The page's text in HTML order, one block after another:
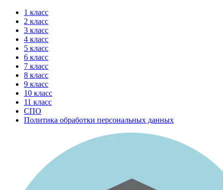
Перейти
содержимому
1 класс
2 класс
3 класс
4 класс
5 класс
6 класс
7 класс
8 класс
9 класс
10 класс
11 класс
СПО
Политика обработки персональных данных